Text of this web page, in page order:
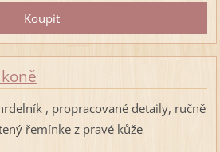
, propracované detaily, ručně
řemínke z pravé kůže